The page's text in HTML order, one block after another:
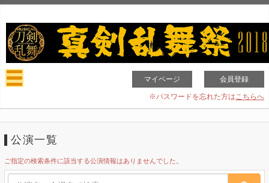
マイページ 会員登録
※パスワードを忘れた方はこちらへ
公演一覧
ご指定の検索条件に該当する公演情報はありませんでした。